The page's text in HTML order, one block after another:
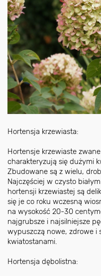
Hortensja krzewiasta:
Hortensje krzewiaste
charakteryzują się dużymi
Zbudowane są z wielu,
Najczęściej w czysto
hortensji krzewiastej są
się je co roku wczesną
na wysokość 20-30
najgrubsze i najsilniejsze
wypuszczą nowe, zdrowe i
kwiatostanami.
Hortensja dębolistna: